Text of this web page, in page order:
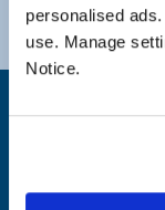
personalised
use. Manage
Notice.
Telefoon:+44 (0)
Email: